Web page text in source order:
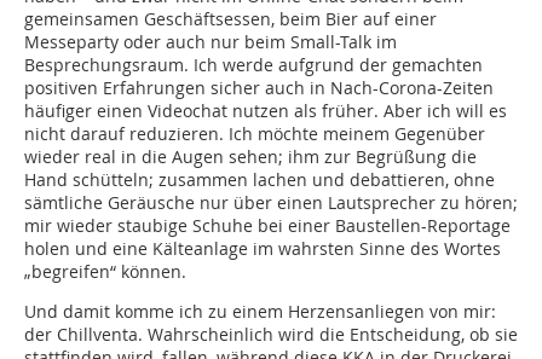
gemeinsamen Geschäftsessen, beim Bier auf einer
Messeparty oder auch nur beim Small-Talk im
Besprechungsraum. Ich werde aufgrund der gemachten
positiven Erfahrungen sicher auch in Nach-Corona-Zeiten
häufiger einen Videochat nutzen als früher. Aber ich will es
nicht darauf reduzieren. Ich möchte meinem Gegenüber
wieder real in die Augen sehen; ihm zur Begrüßung die
Hand schütteln; zusammen lachen und debattieren, ohne
sämtliche Geräusche nur über einen Lautsprecher zu hören;
mir wieder staubige Schuhe bei einer Baustellen-Reportage
holen und eine Kälteanlage im wahrsten Sinne des Wortes
„begreifen“ können.
Und damit komme ich zu einem Herzensanliegen von mir:
der Chillventa. Wahrscheinlich wird die Entscheidung, ob sie